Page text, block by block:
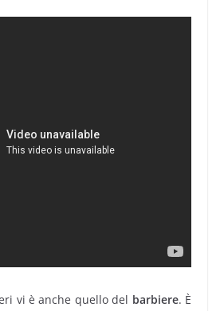
vi è anche quello del barbiere. È